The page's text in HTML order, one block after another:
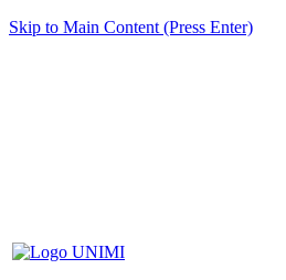
Skip to Main Content (Press Enter)